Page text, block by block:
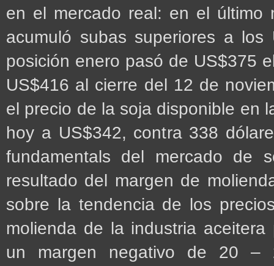
en el mercado real: en el
acumuló subas superiores a
posición enero pasó de US$375
US$416 al cierre del 12 de
el precio de la soja disponible en
hoy a US$342, contra 338
fundamentals del mercado de
resultado del margen de
sobre la tendencia de los
molienda de la industria
un margen negativo de 20 –